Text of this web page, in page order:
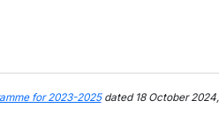
for 2023-2025dated 18 October